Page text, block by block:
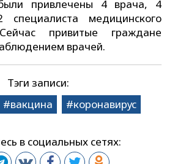
привлечены 4 врача, 4
медицинского
привитые граждане
врачей.
Тэги записи:
вакцина коронавирус
в социальных сетях: